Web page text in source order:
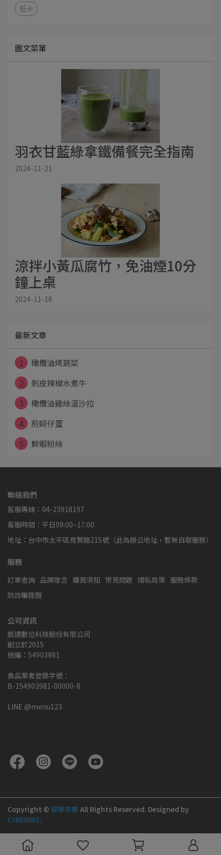
低卡
圖文菜單
羽衣甘藍綠拿鐵備餐完全指南
2024-11-21
涼拌小黃瓜腐竹，免油煙10分
鐘上桌
2024-11-18
最新文章
1
橄欖油烤蔬菜
2
剝皮辣椒水煮牛
3
橄欖油雞絲溫沙拉
4
煎蚵仔蛋
5
鮮蝦粉絲
聯絡我們
客服專線：04-23918197
客服時間：平日09:00~17:00
地址：台中市太平區育賢路215號（此為辦公地址，暫無自取服務）
服務
訂單查詢 品牌理念 購買須知 常見問題 隱私政策 服務條款
防詐騙提醒
公司資訊
凱達數位科技股份有限公司
創立於2015
統編：54903981
食品業者登錄字號：
B-154903981-00000-8
LINE @menu123
Copyright © 菜單市集 All Rights Reserved. Designed by
CYBERBIZ.